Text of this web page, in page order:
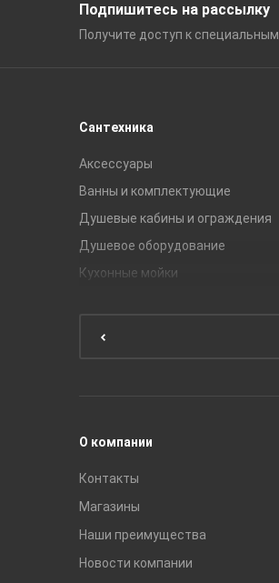
Подпишитесь на рассылку
Получите доступ к специальным
Сантехника
Аксессуары
Ванны и комплектующие
Душевые кабины и ограждения
Душевое оборудование
Кухонные мойки
О компании
Контакты
Магазины
Наши преимущества
Новости компании